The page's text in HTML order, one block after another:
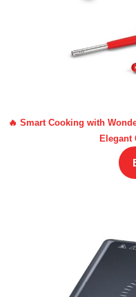
🔥 Smart Cooking with
Elegant